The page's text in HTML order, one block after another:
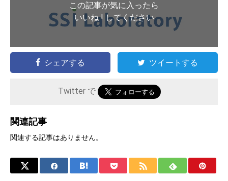
この記事が気に入ったら
いいね ! してください
シェアする ツイートする
Twitter で
関連記事
関連する記事はありません。